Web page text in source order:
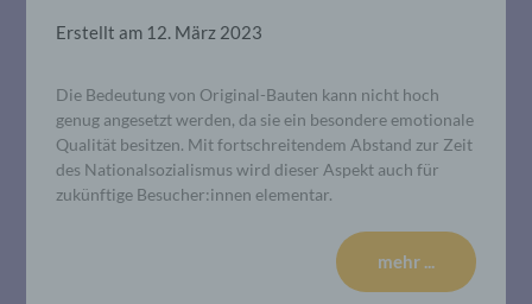
Erstellt am 12. März 2023
Die Bedeutung von Original-Bauten kann nicht hoch
genug angesetzt werden, da sie ein besondere emotionale
Qualität besitzen. Mit fortschreitendem Abstand zur Zeit
des Nationalsozialismus wird dieser Aspekt auch für
zukünftige Besucher:innen elementar.
mehr ...